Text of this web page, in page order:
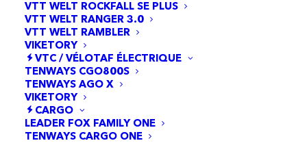
VTT WELT ROCKFALL SE PLUS
VTT WELT RANGER 3.0
VTT WELT RAMBLER
VIKETORY
VTC / VÉLOTAF ÉLECTRIQUE
TENWAYS CGO800S
TENWAYS AGO X
VIKETORY
CARGO
LEADER FOX FAMILY ONE
TENWAYS CARGO ONE